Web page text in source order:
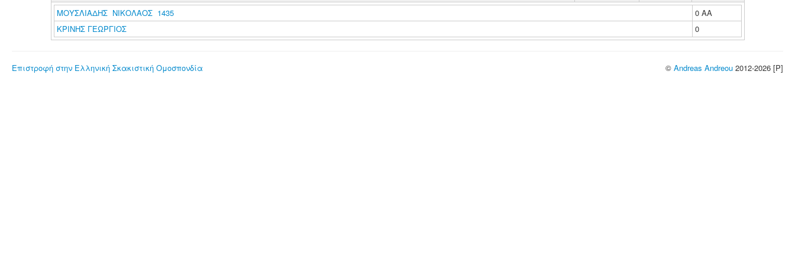
ΜΟΥΣΛΙΑΔΗΣ ΝΙΚΟΛΑΟΣ 1435
0 ΑΑ
ΚΡΙΝΗΣ ΓΕΩΡΓΙΟΣ
0
Επιστροφή στην Ελληνική Σκακιστική Ομοσπονδία © Andreas Andreou 2012-2026 [P]